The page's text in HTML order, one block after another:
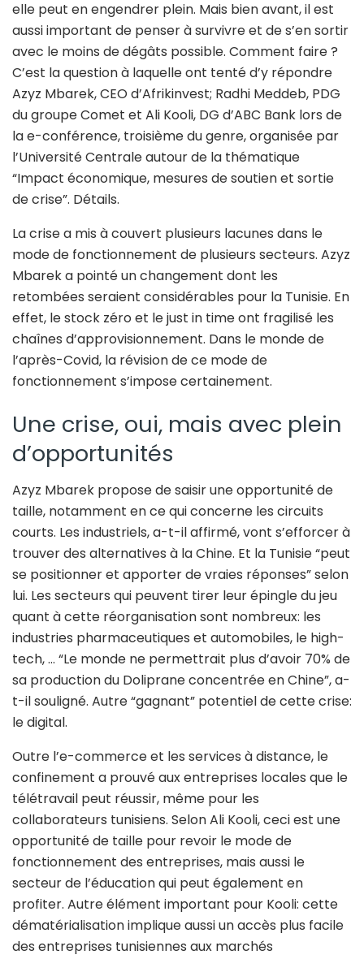
elle peut en engendrer plein. Mais bien avant, il est
aussi important de penser à survivre et de s’en sortir
avec le moins de dégâts possible. Comment faire ?
C’est la question à laquelle ont tenté d’y répondre
Azyz Mbarek, CEO d’Afrikinvest; Radhi Meddeb, PDG
du groupe Comet et Ali Kooli, DG d’ABC Bank lors de
la e-conférence, troisième du genre, organisée par
l’Université Centrale autour de la thématique
“Impact économique, mesures de soutien et sortie
de crise”. Détails.
La crise a mis à couvert plusieurs lacunes dans le
mode de fonctionnement de plusieurs secteurs. Azyz
Mbarek a pointé un changement dont les
retombées seraient considérables pour la Tunisie. En
effet, le stock zéro et le just in time ont fragilisé les
chaînes d’approvisionnement. Dans le monde de
l’après-Covid, la révision de ce mode de
fonctionnement s’impose certainement.
Une crise, oui, mais avec plein
d’opportunités
Azyz Mbarek propose de saisir une opportunité de
taille, notamment en ce qui concerne les circuits
courts. Les industriels, a-t-il affirmé, vont s’efforcer à
trouver des alternatives à la Chine. Et la Tunisie “peut
se positionner et apporter de vraies réponses” selon
lui. Les secteurs qui peuvent tirer leur épingle du jeu
quant à cette réorganisation sont nombreux: les
industries pharmaceutiques et automobiles, le high-
tech, … “Le monde ne permettrait plus d’avoir 70% de
sa production du Doliprane concentrée en Chine”, a-
t-il souligné. Autre “gagnant” potentiel de cette crise:
le digital.
Outre l’e-commerce et les services à distance, le
confinement a prouvé aux entreprises locales que le
télétravail peut réussir, même pour les
collaborateurs tunisiens. Selon Ali Kooli, ceci est une
opportunité de taille pour revoir le mode de
fonctionnement des entreprises, mais aussi le
secteur de l’éducation qui peut également en
profiter. Autre élément important pour Kooli: cette
dématérialisation implique aussi un accès plus facile
des entreprises tunisiennes aux marchés